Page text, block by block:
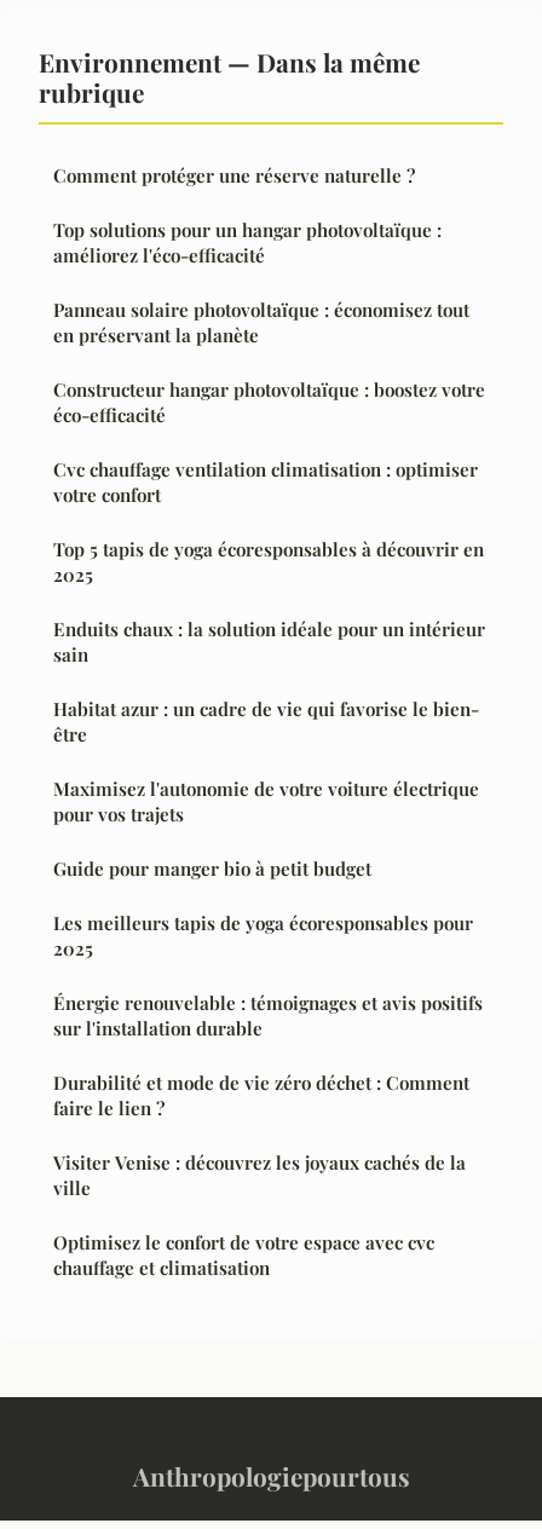
Environnement — Dans la même
rubrique
Comment protéger une réserve naturelle ?
Top solutions pour un hangar photovoltaïque :
améliorez l'éco-efficacité
Panneau solaire photovoltaïque : économisez tout
en préservant la planète
Constructeur hangar photovoltaïque : boostez votre
éco-efficacité
Cvc chauffage ventilation climatisation : optimiser
votre confort
Top 5 tapis de yoga écoresponsables à découvrir en
2025
Enduits chaux : la solution idéale pour un intérieur
sain
Habitat azur : un cadre de vie qui favorise le bien-
être
Maximisez l'autonomie de votre voiture électrique
pour vos trajets
Guide pour manger bio à petit budget
Les meilleurs tapis de yoga écoresponsables pour
2025
Énergie renouvelable : témoignages et avis positifs
sur l'installation durable
Durabilité et mode de vie zéro déchet : Comment
faire le lien ?
Visiter Venise : découvrez les joyaux cachés de la
ville
Optimisez le confort de votre espace avec cvc
chauffage et climatisation
Anthropologiepourtous